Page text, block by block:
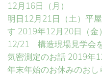
12月16日（月）
明日12月21日（土）平
す 2019年12月20日（金）
12/21 構造現場見学会
気密測定のお話 2019年
年末年始のお休みのおし